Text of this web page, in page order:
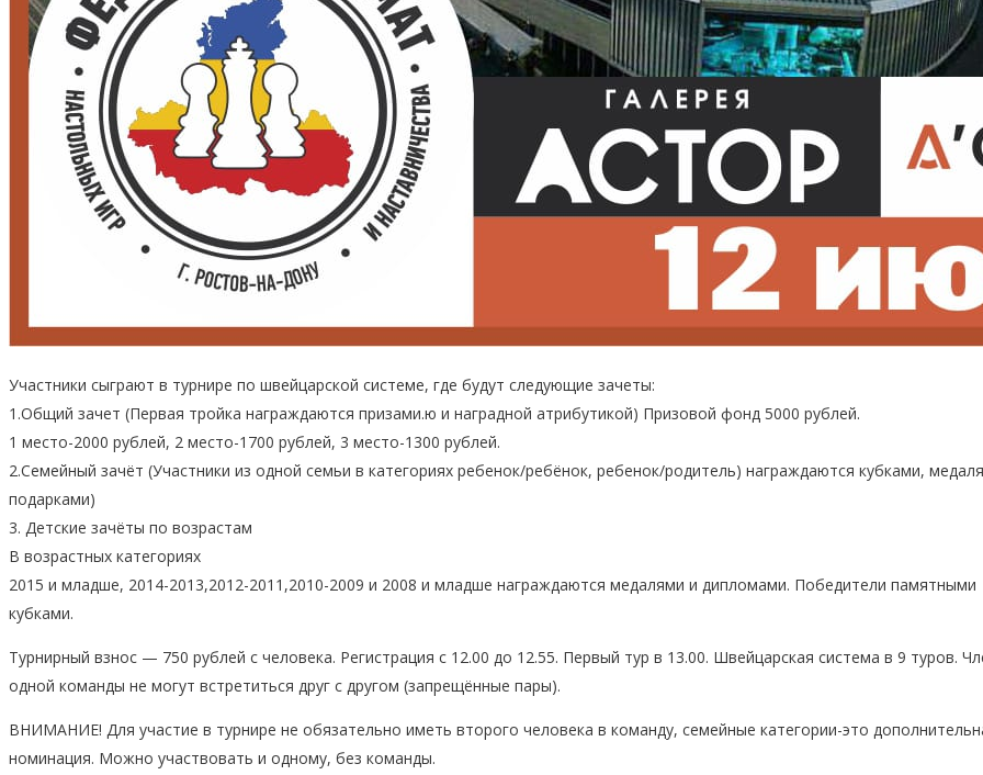
Участники сыграют в турнире по швейцарской системе, где будут следующие зачеты:
1.Общий зачет (Первая тройка награждаются призами.ю и наградной атрибутикой) Призовой фонд 5000 рублей.
1 место-2000 рублей, 2 место-1700 рублей, 3 место-1300 рублей.
2.Семейный зачёт (Участники из одной семьи в категориях ребенок/ребёнок, ребенок/родитель) награждаются кубками,
подарками)
3. Детские зачёты по возрастам
В возрастных категориях
2015 и младше, 2014-2013,2012-2011,2010-2009 и 2008 и младше награждаются медалями и дипломами. Победители памятными
кубками.
Турнирный взнос — 750 рублей с человека. Регистрация с 12.00 до 12.55. Первый тур в 13.00. Швейцарская система в 9 туров.
одной команды не могут встретиться друг с другом (запрещённые пары).
ВНИМАНИЕ! Для участие в турнире не обязательно иметь второго человека в команду, семейные категории-это
номинация. Можно участвовать и одному, без команды.